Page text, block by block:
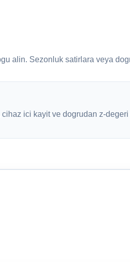
alin. Sezonluk satirlara veya
ici kayit ve dogrudan z-